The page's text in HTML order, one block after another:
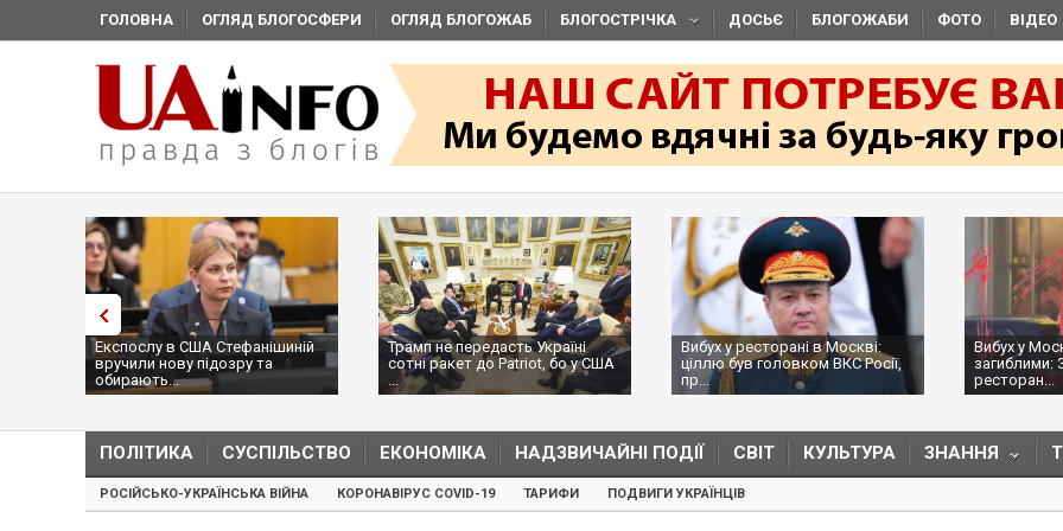
ГОЛОВНА ОГЛЯД БЛОГОСФЕРИ ОГЛЯД БЛОГОЖАБ БЛОГОСТРІЧКА ДОСЬЄ БЛОГОЖАБИ ФОТО ВІДЕО
Експослу в США Стефанішиній
вручили нову підозру та
обирають...
Трамп не передасть Україні
сотні ракет до Patriot, бо у США
...
Вибух у ресторані в Москві:
ціллю був головком ВКС Росії,
пр...
Вибух у
загиблими:
ресторан...
ПОЛІТИКА СУСПІЛЬСТВО ЕКОНОМІКА НАДЗВИЧАЙНІ ПОДІЇ СВІТ КУЛЬТУРА ЗНАННЯ
РОСІЙСЬКО-УКРАЇНСЬКА ВІЙНА КОРОНАВІРУС COVID-19 ТАРИФИ ПОДВИГИ УКРАЇНЦІВ